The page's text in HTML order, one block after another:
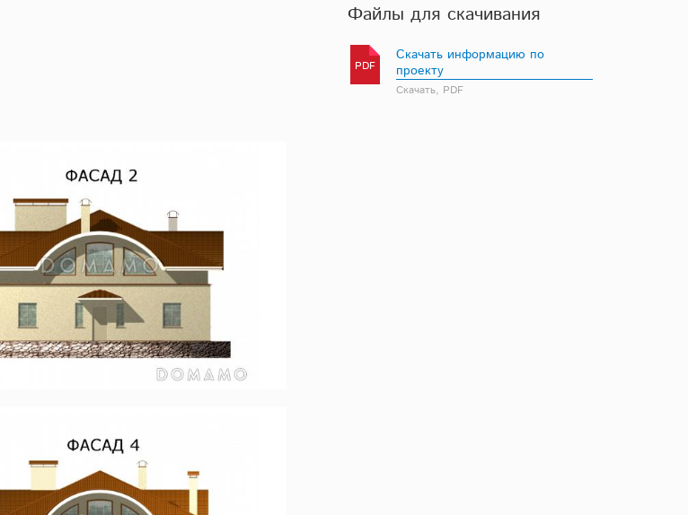
Файлы для скачивания
PDF
Скачать информацию по
проекту
Скачать, PDF